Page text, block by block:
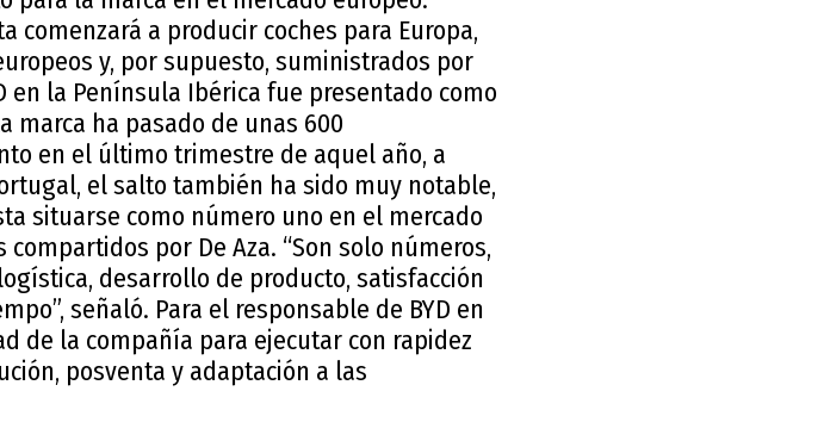
a producir coches para Europa,
y, por supuesto, suministrados por
en la Península Ibérica fue presentado como
marca ha pasado de unas 600
en el último trimestre de aquel año, a
el salto también ha sido muy notable,
situarse como número uno en el mercado
por De Aza. “Son solo números,
desarrollo de producto, satisfacción
señaló. Para el responsable de BYD en
de la compañía para ejecutar con rapidez
posventa y adaptación a las